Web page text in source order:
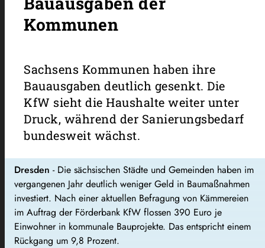
Kommunen
Sachsens Kommunen haben ihre
Bauausgaben deutlich gesenkt. Die
KfW sieht die Haushalte weiter unter
Druck, während der Sanierungsbedarf
bundesweit wächst.
Dresden - Die sächsischen Städte und Gemeinden haben im
vergangenen Jahr deutlich weniger Geld in Baumaßnahmen
investiert. Nach einer aktuellen Befragung von Kämmereien
im Auftrag der Förderbank KfW flossen 390 Euro je
Einwohner in kommunale Bauprojekte. Das entspricht einem
Rückgang um 9,8 Prozent.